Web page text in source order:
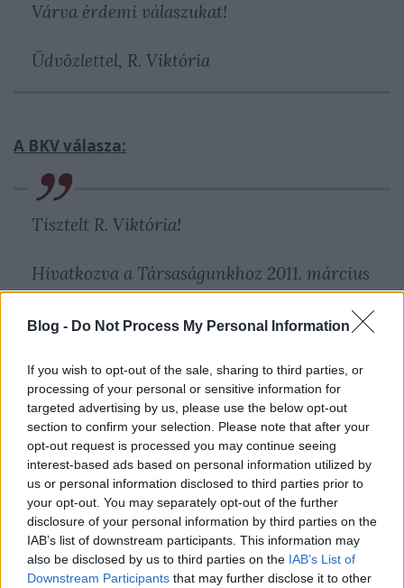
Blog - Do Not Process My Personal Information
If you wish to opt-out of the sale, sharing to third parties, or
processing of your personal or sensitive information for
targeted advertising by us, please use the below opt-out
section to confirm your selection. Please note that after your
opt-out request is processed you may continue seeing
interest-based ads based on personal information utilized by
us or personal information disclosed to third parties prior to
your opt-out. You may separately opt-out of the further
disclosure of your personal information by third parties on the
IAB’s list of downstream participants. This information may
also be disclosed by us to third parties on the IAB’s List of
Downstream Participants that may further disclose it to other
Várva érdemi válaszukat!
Üdvözlettel, R. Viktória
A BKV válasza:
Tisztelt R. Viktória!
Hivatkozva a Társaságunkhoz 2011. március
3-án érkezett elektronikus levelére, a
Kőbányai Autóbusz ? Trolibusz Szolgálat és
állásfoglalása alapján az alábbi tájékoztatást
adjuk:
A járművek tisztántartása érdekében
minden nap - a járművek éjszakai
beállásakor ? a jármű padlózatáról,
ülésekről, az ülések melletti helyekről
lépcsőaknákból sepréssel eltávolítjuk a
hulladékot és szemetet. Járműveink a téli